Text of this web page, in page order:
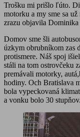
Trošku mi prišlo ľúto.
motorku a my sme sa
zrazu objavila Dominika
Domov sme šli
úzkym obrubníkom zas
protismere. Náš spoj
stáli na tom ostrovčeku
premávali motorky,
hodiny. Och Bratislava
bola vypeckovaná
a vonku bolo 30